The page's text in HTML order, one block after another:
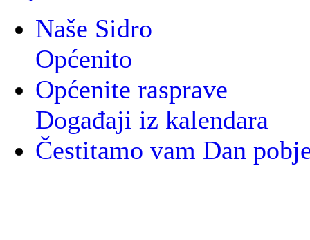
Naše Sidro
Općenito
Općenite rasprave
Događaji iz kalendara
Čestitamo vam Dan